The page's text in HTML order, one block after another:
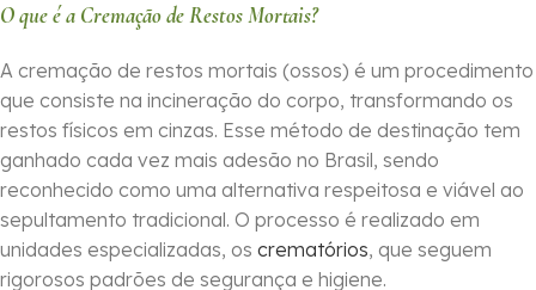
O que é a Cremação de Restos Mortais?
A cremação de restos mortais (ossos) é um procedimento
que consiste na incineração do corpo, transformando os
restos físicos em cinzas. Esse método de destinação tem
ganhado cada vez mais adesão no Brasil, sendo
reconhecido como uma alternativa respeitosa e viável ao
sepultamento tradicional. O processo é realizado em
unidades especializadas, os crematórios, que seguem
rigorosos padrões de segurança e higiene.